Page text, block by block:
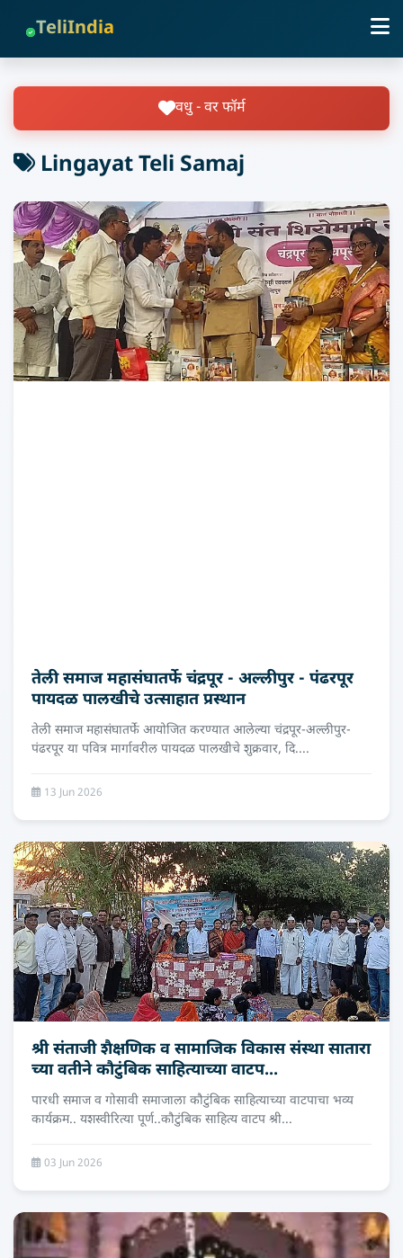
TeliIndia
वधु - वर फॉर्म
Lingayat Teli Samaj
तेली समाज महासंघातर्फे चंद्रपूर - अल्लीपुर - पंढरपूर
पायदळ पालखीचे उत्साहात प्रस्थान
तेली समाज महासंघातर्फे आयोजित करण्यात आलेल्या चंद्रपूर-अल्लीपुर-
पंढरपूर या पवित्र मार्गावरील पायदळ पालखीचे शुक्रवार, दि....
13 Jun 2026
श्री संताजी शैक्षणिक व सामाजिक विकास संस्था सातारा
च्‍या वतीने कौटुंबिक साहित्याच्या वाटप...
पारधी समाज व गोसावी समाजाला कौटुंबिक साहित्याच्या वाटपाचा भव्य
कार्यक्रम.. यशस्वीरित्या पूर्ण..कौटुंबिक साहित्य वाटप श्री...
03 Jun 2026